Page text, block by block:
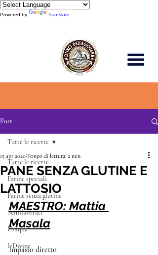
Powered by Translate
Post
Tutte le ricette
Farine speciali
Farine senza glutine
Semilavorati
Uniqua
leDivine
Tutte le ricette
PANE SENZA GLUTINE E
LATTOSIO
15 apr 2020Tempo di lettura: 2 min
MAESTRO: Mattia
Masala
Impasto diretto